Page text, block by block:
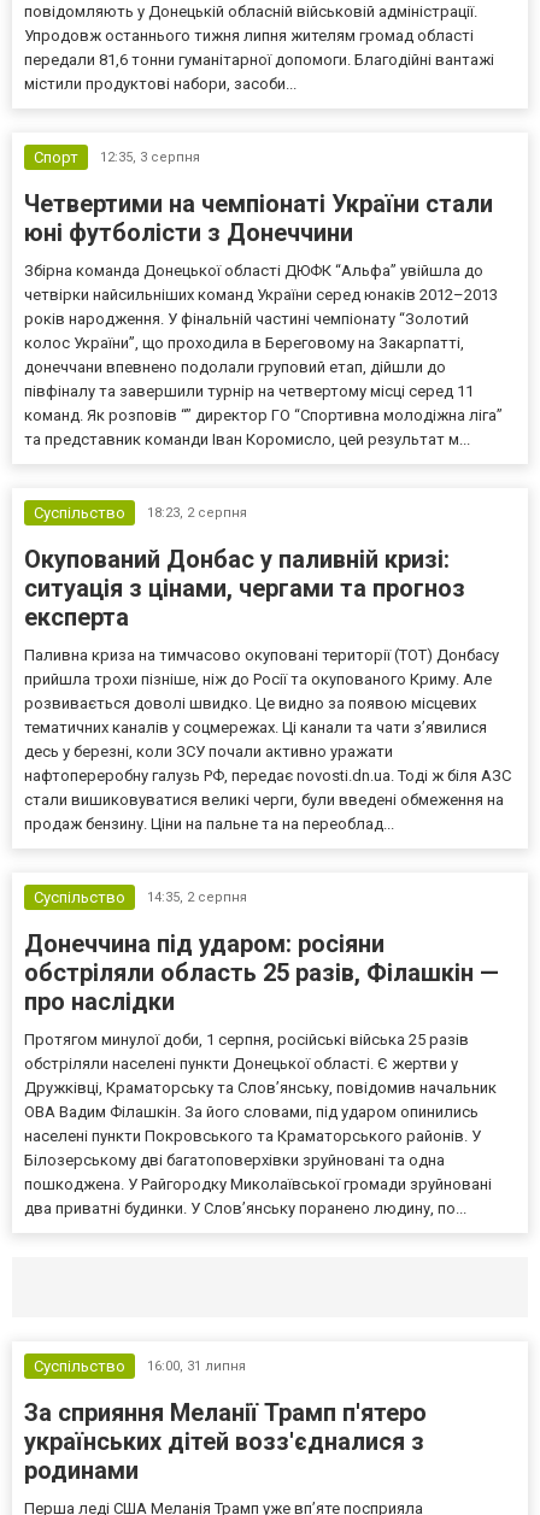
повідомляють у Донецькій обласній військовій адміністрації.
Упродовж останнього тижня липня жителям громад області
передали 81,6 тонни гуманітарної допомоги. Благодійні вантажі
містили продуктові набори, засоби...
Спорт 12:35, 3 серпня
Четвертими на чемпіонаті України стали
юні футболісти з Донеччини
Збірна команда Донецької області ДЮФК “Альфа” увійшла до
четвірки найсильніших команд України серед юнаків 2012–2013
років народження. У фінальній частині чемпіонату “Золотий
колос України”, що проходила в Береговому на Закарпатті,
донеччани впевнено подолали груповий етап, дійшли до
півфіналу та завершили турнір на четвертому місці серед 11
команд. Як розповів “” директор ГО “Спортивна молодіжна ліга”
та представник команди Іван Коромисло, цей результат м...
Суспільство 18:23, 2 серпня
Окупований Донбас у паливній кризі:
ситуація з цінами, чергами та прогноз
експерта
Паливна криза на тимчасово окуповані території (ТОТ) Донбасу
прийшла трохи пізніше, ніж до Росії та окупованого Криму. Але
розвивається доволі швидко. Це видно за появою місцевих
тематичних каналів у соцмережах. Ці канали та чати з’явилися
десь у березні, коли ЗСУ почали активно уражати
нафтопереробну галузь РФ, передає novosti.dn.ua. Тоді ж біля АЗС
стали вишиковуватися великі черги, були введені обмеження на
продаж бензину. Ціни на пальне та на переоблад...
Суспільство 14:35, 2 серпня
Донеччина під ударом: росіяни
обстріляли область 25 разів, Філашкін —
про наслідки
Протягом минулої доби, 1 серпня, російські війська 25 разів
обстріляли населені пункти Донецької області. Є жертви у
Дружківці, Краматорську та Слов’янську, повідомив начальник
ОВА Вадим Філашкін. За його словами, під ударом опинились
населені пункти Покровського та Краматорського районів. У
Білозерському дві багатоповерхівки зруйновані та одна
пошкоджена. У Райгородку Миколаївської громади зруйновані
два приватні будинки. У Слов’янську поранено людину, по...
Суспільство 16:00, 31 липня
За сприяння Меланії Трамп п'ятеро
українських дітей возз'єдналися з
родинами
Перша леді США Меланія Трамп уже впʼяте посприяла